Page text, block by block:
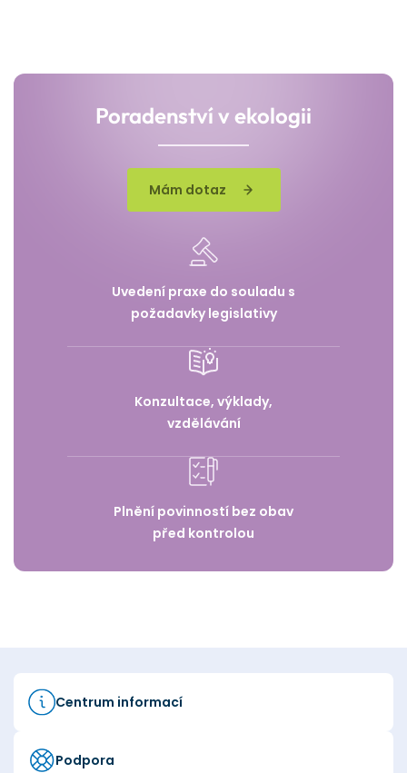
Poradenství v ekologii
Mám dotaz
Uvedení praxe do souladu s
požadavky legislativy
Konzultace, výklady,
vzdělávání
Plnění povinností bez obav
před kontrolou
Centrum informací
Podpora